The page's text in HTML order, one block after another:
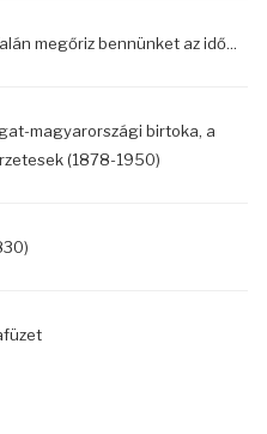
megőriz bennünket az idő...
magyarországi birtoka, a
(1878-1950)